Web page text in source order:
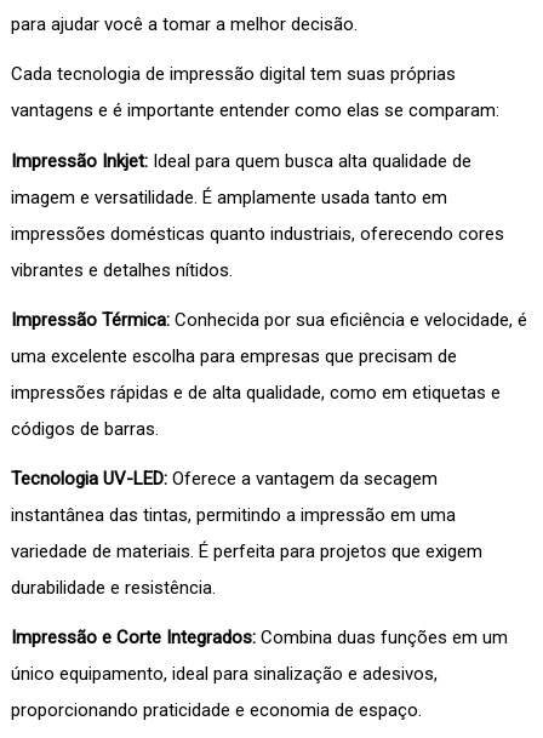
para ajudar você a tomar a melhor decisão.
Cada tecnologia de impressão digital tem suas próprias
vantagens e é importante entender como elas se comparam:
Impressão Inkjet: Ideal para quem busca alta qualidade de
imagem e versatilidade. É amplamente usada tanto em
impressões domésticas quanto industriais, oferecendo cores
vibrantes e detalhes nítidos.
Impressão Térmica: Conhecida por sua eficiência e velocidade, é
uma excelente escolha para empresas que precisam de
impressões rápidas e de alta qualidade, como em etiquetas e
códigos de barras.
Tecnologia UV-LED:Oferece a vantagem da secagem
instantânea das tintas, permitindo a impressão em uma
variedade de materiais. É perfeita para projetos que exigem
durabilidade e resistência.
Impressão e Corte Integrados: Combina duas funções em um
único equipamento, ideal para sinalização e adesivos,
proporcionando praticidade e economia de espaço.